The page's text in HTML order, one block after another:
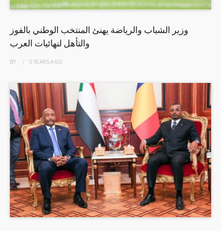
وزير الشباب والرياضة يهنئ المنتخب الوطني بالفوز
والتأهل لنهائيات العرب
BY 5 YEARSAGO